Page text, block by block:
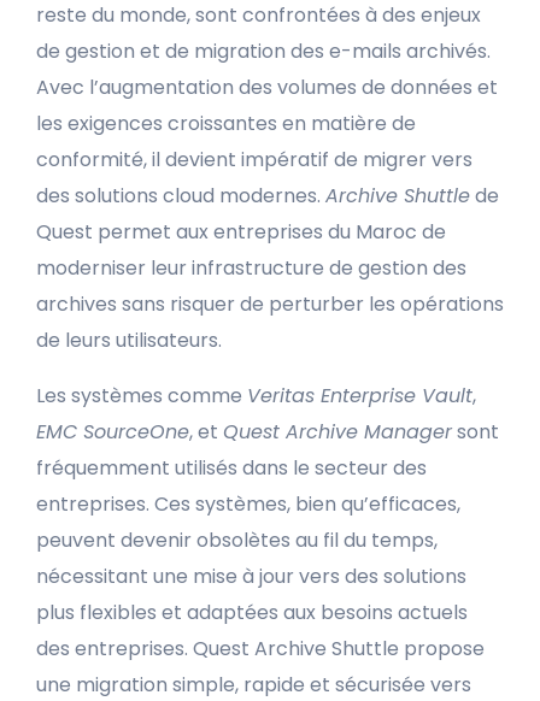
reste du monde, sont confrontées à des enjeux
de gestion et de migration des e-mails archivés.
Avec l’augmentation des volumes de données et
les exigences croissantes en matière de
conformité, il devient impératif de migrer vers
des solutions cloud modernes. Archive Shuttlede
Quest permet aux entreprises du Maroc de
moderniser leur infrastructure de gestion des
archives sans risquer de perturber les opérations
de leurs utilisateurs.
Les systèmes comme Veritas Enterprise Vault,
EMC SourceOne, et Quest Archive Managersont
fréquemment utilisés dans le secteur des
entreprises. Ces systèmes, bien qu’efficaces,
peuvent devenir obsolètes au fil du temps,
nécessitant une mise à jour vers des solutions
plus flexibles et adaptées aux besoins actuels
des entreprises. Quest Archive Shuttle propose
une migration simple, rapide et sécurisée vers